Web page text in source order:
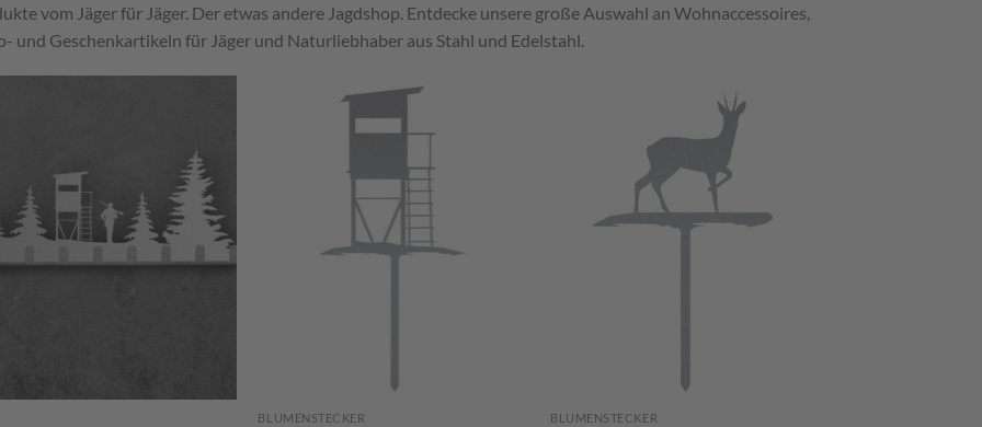
vom Jäger für Jäger. Der etwas andere Jagdshop. Entdecke unsere große Auswahl an Wohnaccessoires,
und Geschenkartikeln für Jäger und Naturliebhaber aus Stahl und Edelstahl.
Merkzettel
hinzufügen
BLUMENSTECKER BLUMENSTECKER